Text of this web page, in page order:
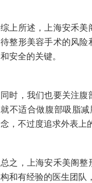
综上所述，上海安禾
待整形美容手术的风
和安全的关键。
同时，我们也要关注
就不适合做腹部吸脂
念，不过度追求外表上
总之，上海安禾美阁
构和有经验的医生团队